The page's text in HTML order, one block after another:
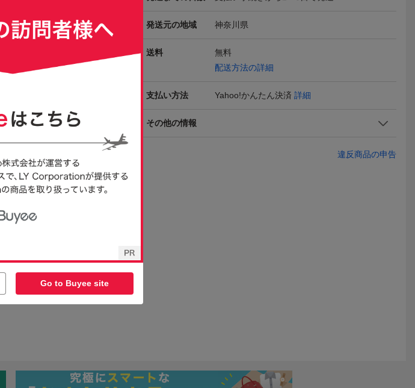
gnolo ケンタウル CE
NTAUR フロントディレイ
即決 4,000 円
AMPAGNOLO CENTAUR
UT 10s crankset 175mm
39-53 FC9-CE593
現在 24,308
olo CENTAUR ケンタウ
8,600
発送元の地域 神奈川県
送料
無料
配送方法の詳細
支払い方法 Yahoo!かんたん決済 詳細
その他の情報
違反商品の申告
Go to Buyee site